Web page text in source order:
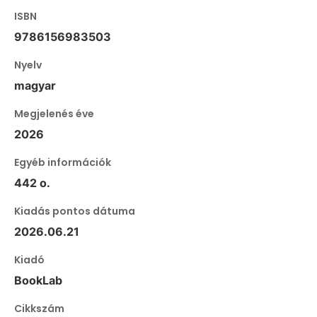
ISBN
9786156983503
Nyelv
magyar
Megjelenés éve
2026
Egyéb információk
442 o.
Kiadás pontos dátuma
2026.06.21
Kiadó
BookLab
Cikkszám